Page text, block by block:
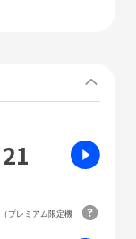
21
プレミアム限定機